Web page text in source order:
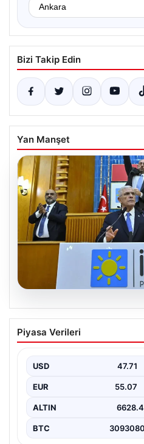
Bizi Takip Edin
Yan Manşet
06.08.2026
İYİ Parti’den
Anayasa
Piyasa Verileri
USD 47.71
EUR 55.07
ALTIN 6628.4
BTC 3093080